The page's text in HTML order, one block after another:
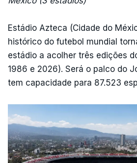
Estádio Azteca (Cidade do
histórico do futebol mundial
estádio a acolher três edições
1986 e 2026). Será o palco do
tem capacidade para 87.523